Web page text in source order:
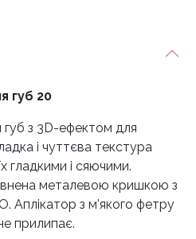
губ 20
з 3D-ефектом для
і чуттєва текстура
гладкими і сяючими.
металевою кришкою з
Аплікатор з м’якого фетру
прилипає.